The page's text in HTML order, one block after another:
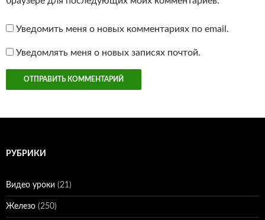
Уведомить меня о новых комментариях по email.
Уведомлять меня о новых записях почтой.
РУБРИКИ
Видео уроки (21)
Железо (250)